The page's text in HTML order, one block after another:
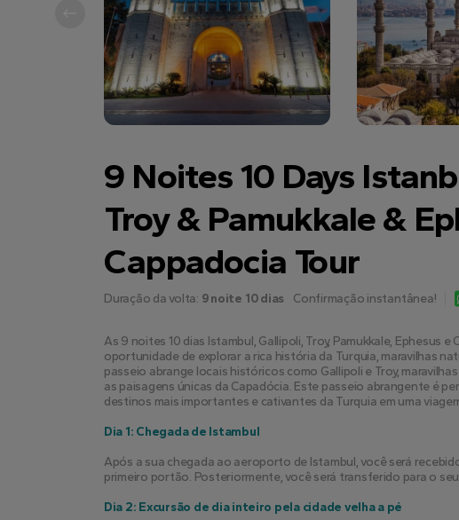
9 Noites 10 Days
Troy & Pamukkale &
Cappadocia Tour
Duração da volta: 9 noite 10 dias Confirmação instantânea!
As 9 noites 10 dias Istambul, Gallipoli, Troy, Pamukkale, Ephesus
oportunidade de explorar a rica história da Turquia, maravilhas
passeio abrange locais históricos como Gallipoli e Troy,
as paisagens únicas da Capadócia. Este passeio abrangente é
destinos mais importantes e cativantes da Turquia em uma
Dia 1: Chegada de Istambul
Após a sua chegada ao aeroporto de Istambul, você será
primeiro portão. Posteriormente, você será transferido para o
Dia 2: Excursão de dia inteiro pela cidade velha a pé